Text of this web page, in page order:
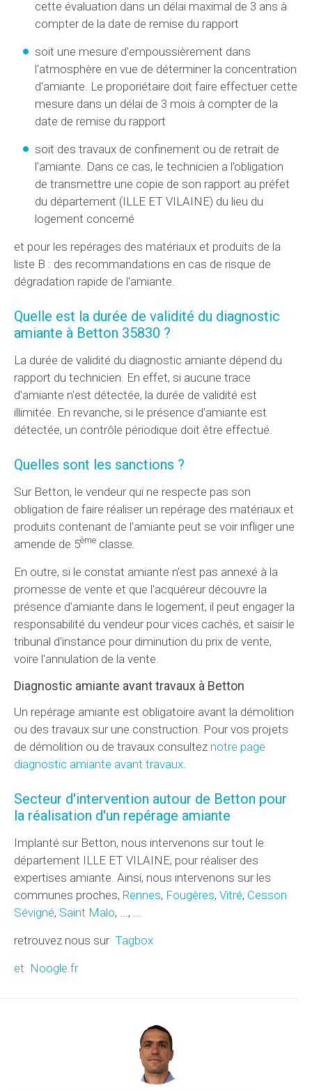
cette évaluation dans un délai maximal de 3 ans à
compter de la date de remise du rapport
soit une mesure d'empoussièrement dans
l'atmosphère en vue de déterminer la concentration
d'amiante. Le proporiétaire doit faire effectuer cette
mesure dans un délai de 3 mois à compter de la
date de remise du rapport
soit des travaux de confinement ou de retrait de
l'amiante. Dans ce cas, le technicien a l'obligation
de transmettre une copie de son rapport au préfet
du département (ILLE ET VILAINE) du lieu du
logement concerné
et pour les repérages des matériaux et produits de la
liste B : des recommandations en cas de risque de
dégradation rapide de l'amiante.
Quelle est la durée de validité du diagnostic
amiante à Betton 35830 ?
La durée de validité du diagnostic amiante dépend du
rapport du technicien. En effet, si aucune trace
d'amiante n'est détectée, la durée de validité est
illimitée. En revanche, si le présence d'amiante est
détectée, un contrôle périodique doit être effectué.
Quelles sont les sanctions ?
Sur Betton, le vendeur qui ne respecte pas son
obligation de faire réaliser un repérage des matériaux et
produits contenant de l'amiante peut se voir infliger une
amende de 5ème classe.
En outre, si le constat amiante n'est pas annexé à la
promesse de vente et que l'acquéreur découvre la
présence d'amiante dans le logement, il peut engager la
responsabilité du vendeur pour vices cachés, et saisir le
tribunal d'instance pour diminution du prix de vente,
voire l'annulation de la vente.
Diagnostic amiante avant travaux à Betton
Un repérage amiante est obligatoire avant la démolition
ou des travaux sur une construction. Pour vos projets
de démolition ou de travaux consultez notre page
diagnostic amiante avant travaux
Secteur d'intervention autour de Betton pour
la réalisation d'un repérage amiante
Implanté sur Betton, nous intervenons sur tout le
département ILLE ET VILAINE, pour réaliser des
expertises amiante. Ainsi, nous intervenons sur les
communes proches, Rennes, Fougères, Vitré, Cesson
Sévigné, Saint Malo, ..., ...
retrouvez nous sur Tagbox
et Noogle.fr